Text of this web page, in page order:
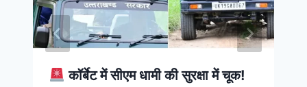
कॉर्बेट में सीएम धामी की सुरक्षा में चूक!